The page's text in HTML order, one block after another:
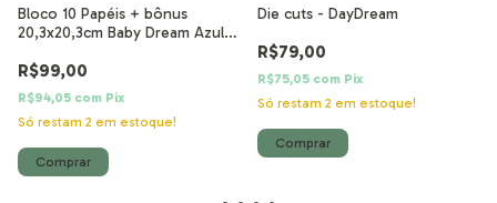
Bloco 10 Papéis + bônus
20,3x20,3cm Baby Dream Azul
R$99,00
R$94,05 com Pix
Só restam 2 em estoque!
Die cuts - DayDream
R$79,00
R$75,05 com Pix
Só restam 2 em estoque!